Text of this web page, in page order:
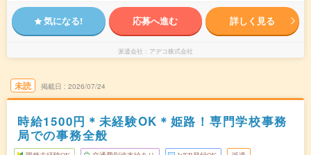
気になる! 応募へ進む 詳しく見る
派遣会社 アデコ株式会社
未読 掲載日 2026/07/24
時給1500円＊未経験OK＊姫路！専門学校事務
局での事務全般